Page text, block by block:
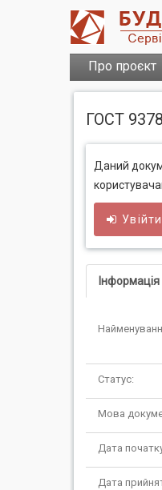
Про проєкт
ГОСТ
Даний
Статус:
Мова
Дата початку
Дата